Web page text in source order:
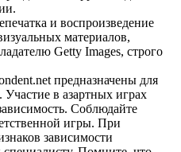
и воспроизведение
материалов,
Getty Images, строго
предназначены для
в азартных играх
Соблюдайте
игры. При
зависимости